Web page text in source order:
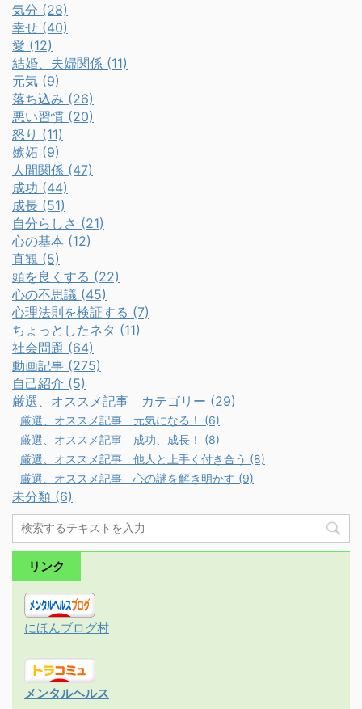
気分 (28)
幸せ (40)
愛 (12)
結婚、夫婦関係 (11)
元気 (9)
落ち込み (26)
悪い習慣 (20)
怒り (11)
嫉妬 (9)
人間関係 (47)
成功 (44)
成長 (51)
自分らしさ (21)
心の基本 (12)
直観 (5)
頭を良くする (22)
心の不思議 (45)
心理法則を検証する (7)
ちょっとしたネタ (11)
社会問題 (64)
動画記事 (275)
自己紹介 (5)
厳選、オススメ記事 カテゴリー (29)
厳選、オススメ記事 元気になる！ (6)
厳選、オススメ記事 成功、成長！ (8)
厳選、オススメ記事 他人と上手く付き合う (8)
厳選、オススメ記事 心の謎を解き明かす (9)
未分類 (6)
リンク
にほんブログ村
メンタルヘルス